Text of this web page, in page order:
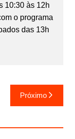
10:30 às 12h
o programa
das 13h
Próximo